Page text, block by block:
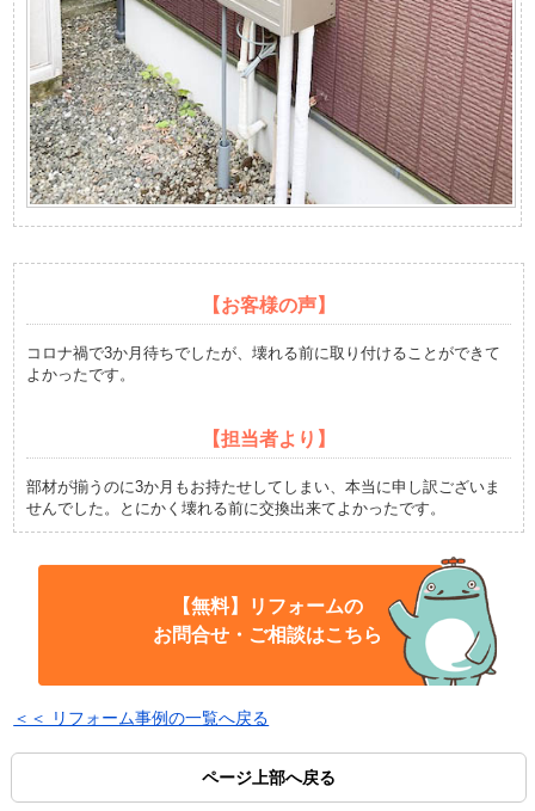
【お客様の声】
コロナ禍で3か月待ちでしたが、壊れる前に取り付けることができて
よかったです。
【担当者より】
部材が揃うのに3か月もお持たせしてしまい、本当に申し訳ございま
せんでした。とにかく壊れる前に交換出来てよかったです。
【無料】リフォームの
お問合せ・ご相談はこちら
＜＜ リフォーム事例の一覧へ戻る
ページ上部へ戻る